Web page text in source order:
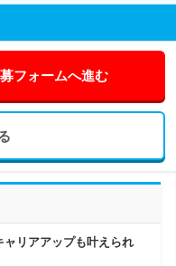
フォームへ進む
リアアップも叶えられ